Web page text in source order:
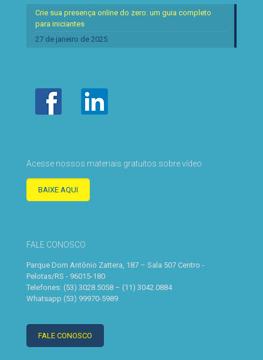
Crie sua presença online do zero: um guia completo
para iniciantes
27 de janeiro de 2025
Acesse nossos materiais gratuitos sobre vídeo
BAIXE AQUI
FALE CONOSCO
Parque Dom Antônio Zattera, 187 – Sala 507 Centro -
Pelotas/RS - 96015-180
Telefones: (53) 3028.5058 – (11) 3042.0884
Whatsapp (53) 99970-5989
FALE CONOSCO